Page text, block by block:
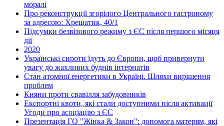
моралі
Про реконструкції згорілого Центрального гастроному
за адресою: Хрещатик, 40/1
Підсумки безвізового режиму з ЄС після першого місяця
дії
2020
Українські сироти їдуть до Європи, щоб привернути
увагу до жахливих буднів інтернатів
Стан атомної енергетики в Україні. Шляхи вирішення
проблем
Кияни проти свавілля забудовників
Експортні квоти, які стали доступними після активації
Угоди про асоціацію з ЄС
Презентація ГО "Жінка & Закон": допомога матерям, які